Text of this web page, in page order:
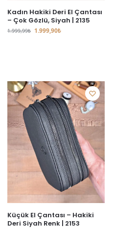
Kadın Hakiki Deri El Çantası
– Çok Gözlü, Siyah | 2135
1.999,99₺ 1.999,90₺
Küçük El Çantası – Hakiki
Deri Siyah Renk | 2153